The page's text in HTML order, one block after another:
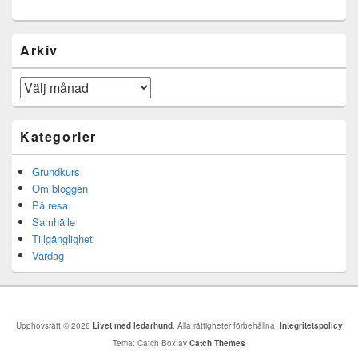
Arkiv
Arkiv
Kategorier
Grundkurs
Om bloggen
På resa
Samhälle
Tillgänglighet
Vardag
Upphovsrätt © 2026 Livet med ledarhund. Alla rättigheter förbehållna. Integritetspolicy
Tema: Catch Box av Catch Themes